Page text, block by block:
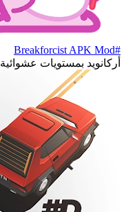
#Breakforcist APK Mod
أركانويد بمستويات عشوائية